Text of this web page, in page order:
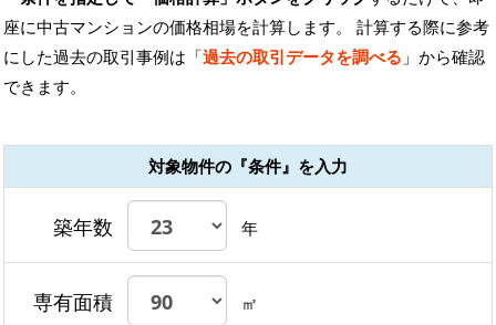
座に中古マンションの価格相場を計算します。 計算する際に参考
にした過去の取引事例は「過去の取引データを調べる 」から確認
できます。
対象物件の『条件』を入力
築年数 年
専有面積 ㎡